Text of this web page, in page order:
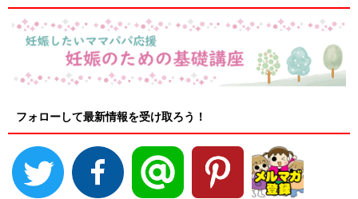
フォローして最新情報を受け取ろう！